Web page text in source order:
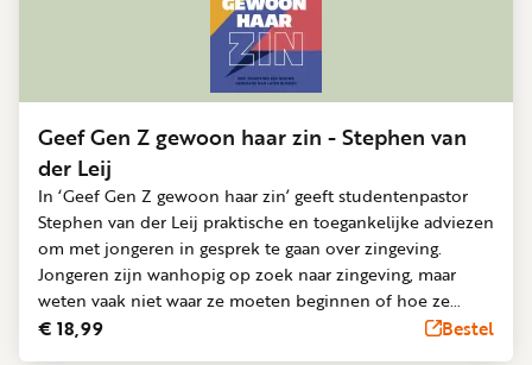
Geef Gen Z gewoon haar zin - Stephen van
der Leij
In ‘Geef Gen Z gewoon haar zin’ geeft studentenpastor
Stephen van der Leij praktische en toegankelijke adviezen
om met jongeren in gesprek te gaan over zingeving.
Jongeren zijn wanhopig op zoek naar zingeving, maar
weten vaak niet waar ze moeten beginnen of hoe ze
erover moeten praten. Vanuit zijn jarenlange ervaring als
€ 18,99 Bestel